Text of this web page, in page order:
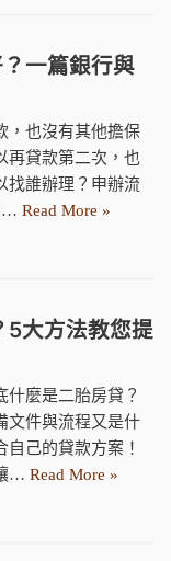
一篇銀行與
，也沒有其他擔保
再貸款第二次，也
找誰辦理？申辦流
Read More »
5大方法教您提
什麼是二胎房貸？
文件與流程又是什
己的貸款方案！
… Read More »